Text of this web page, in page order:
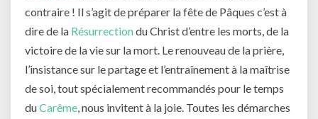
contraire ! Il s’agit de préparer la fête de Pâques c’est à
dire de la Résurrectiondu Christ d’entre les morts, de la
victoire de la vie sur la mort. Le renouveau de la prière,
l’insistance sur le partage et l’entraînement à la maîtrise
de soi, tout spécialement recommandés pour le temps
duCarême, nous invitent à la joie. Toutes les démarches